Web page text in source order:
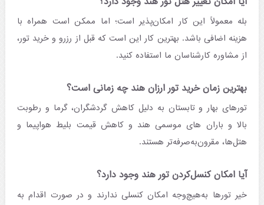
بله معمولاً این کار امکان‌ پذیر است؛ اما ممکن است همراه با
هزینه اضافی باشد. بهترین کار این است که قبل از رزرو و خرید تور،
از مشاوره کارشناسان ما استفاده کنید.
بهترین زمان خرید تور ارزان هند چه زمانی است؟
تورهای بهار و تابستان به دلیل کاهش گردشگران، گرما و رطوبت
بالا و باران های موسمی هند و کاهش قیمت بلیط هواپیما و
هتل‌ها، مقرون‌به‌صرفه‌تر هستند.
آیا امکان کنسل ‌کردن تور هند وجود دارد؟
خیر تورها به‌‌هیچ‌‌وجه امکان کنسلی ندارند و در صورت اقدام به